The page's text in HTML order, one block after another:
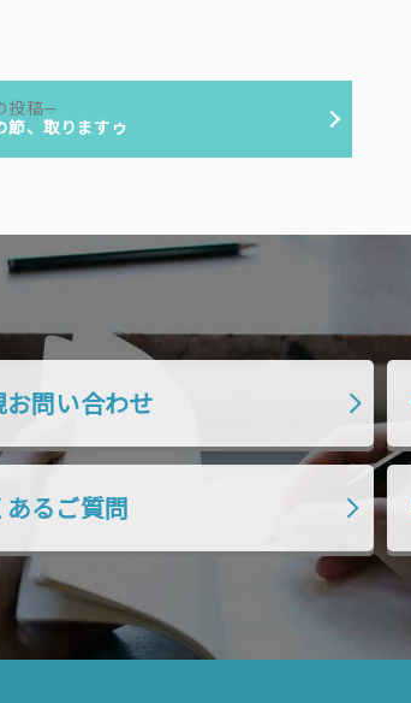
投稿
次
の
節、取りますゥ
お問い合わせ
あるご質問